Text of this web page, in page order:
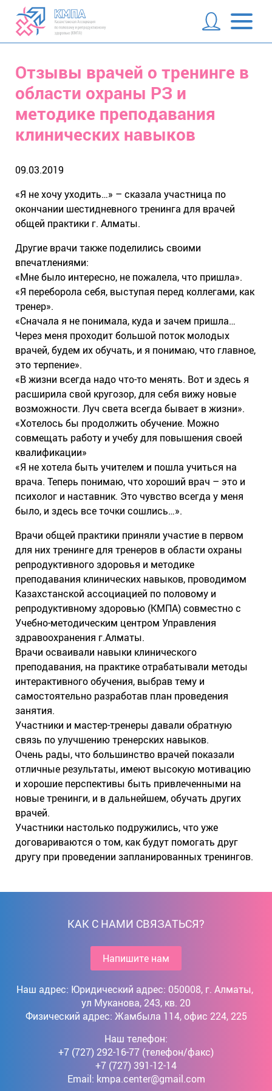
Отзывы врачей о тренинге в
области охраны РЗ и
методике преподавания
клинических навыков
09.03.2019
«Я не хочу уходить…» – сказала участница по
окончании шестидневного тренинга для врачей
общей практики г. Алматы.
Другие врачи также поделились своими
впечатлениями:
«Мне было интересно, не пожалела, что пришла».
«Я переборола себя, выступая перед коллегами, как
тренер».
«Сначала я не понимала, куда и зачем пришла…
Через меня проходит большой поток молодых
врачей, будем их обучать, и я понимаю, что главное,
это терпение».
«В жизни всегда надо что-то менять. Вот и здесь я
расширила свой кругозор, для себя вижу новые
возможности. Луч света всегда бывает в жизни».
«Хотелось бы продолжить обучение. Можно
совмещать работу и учебу для повышения своей
квалификации»
«Я не хотела быть учителем и пошла учиться на
врача. Теперь понимаю, что хороший врач – это и
психолог и наставник. Это чувство всегда у меня
было, и здесь все точки сошлись…».
Врачи общей практики приняли участие в первом
для них тренинге для тренеров в области охраны
репродуктивного здоровья и методике
преподавания клинических навыков, проводимом
Казахстанской ассоциацией по половому и
репродуктивному здоровью (КМПА) совместно с
Учебно-методическим центром Управления
здравоохранения г.Алматы.
Врачи осваивали навыки клинического
преподавания, на практике отрабатывали методы
интерактивного обучения, выбрав тему и
самостоятельно разработав план проведения
занятия.
Участники и мастер-тренеры давали обратную
связь по улучшению тренерских навыков.
Очень рады, что большинство врачей показали
отличные результаты, имеют высокую мотивацию
и хорошие перспективы быть привлеченными на
новые тренинги, и в дальнейшем, обучать других
врачей.
Участники настолько подружились, что уже
договариваются о том, как будут помогать друг
другу при проведении запланированных тренингов.
КАК С НАМИ СВЯЗАТЬСЯ?
Напишите нам
Наш адрес: Юридический адрес: 050008, г. Алматы,
ул Муканова, 243, кв. 20
Физический адрес: Жамбыла 114, офис 224, 225
Наш телефон:
+7 (727) 292-16-77 (телефон/факс)
+7 (727) 391-12-14
Email: kmpa.center@gmail.com